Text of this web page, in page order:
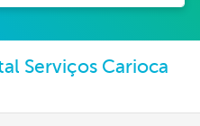
Serviços Carioca